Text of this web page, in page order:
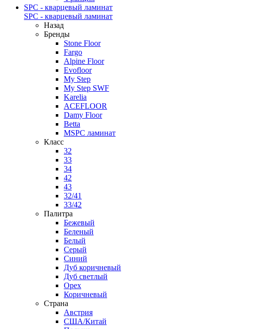
SPC - кварцевый ламинат
SPC - кварцевый ламинат
Назад
Бренды
Stone Floor
Fargo
Alpine Floor
Evofloor
My Step
My Step SWF
Karelia
ACEFLOOR
Damy Floor
Betta
MSPC ламинат
Класс
32
33
34
42
43
32/41
33/42
Палитра
Бежевый
Беленый
Белый
Серый
Синий
Дуб коричневый
Дуб светлый
Орех
Коричневый
Страна
Австрия
США/Китай